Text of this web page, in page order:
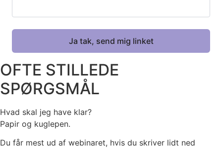
OFTE STILLEDE
SPØRGSMÅL
Hvad skal jeg have klar?
Papir og kuglepen.
Du får mest ud af webinaret, hvis du skriver lidt ned